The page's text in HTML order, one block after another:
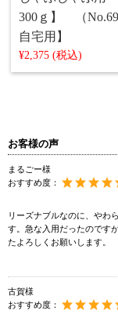
300ｇ】 （
自宅用】
¥2,375 (税込)
お客様の声
まるごー様
おすすめ度：
リーズナブルなのに、やわ
す。急な入用だったのです
たよろしくお願いします。
古賀様
おすすめ度：